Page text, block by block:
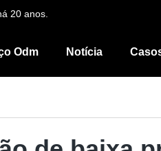
20 anos.
Odm Notícia